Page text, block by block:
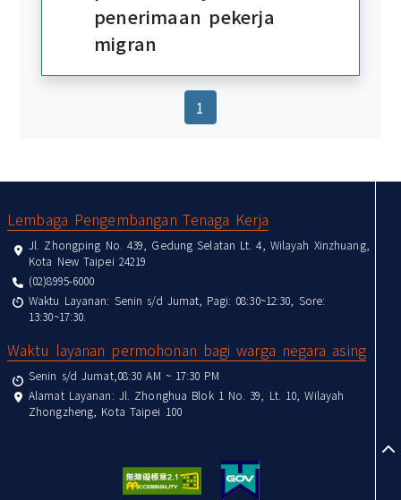
penerimaan pekerja
migran
1
Lembaga Pengembangan Tenaga Kerja
Jl. Zhongping No. 439, Gedung Selatan Lt. 4, Wilayah Xinzhuang,
Kota New Taipei 24219
(02)8995-6000
Waktu Layanan: Senin s/d Jumat, Pagi: 08:30~12:30, Sore:
13:30~17:30.
Waktu layanan permohonan bagi warga negara asing
Senin s/d Jumat,08:30 AM ~ 17:30 PM
Alamat Layanan: Jl. Zhonghua Blok 1 No. 39, Lt. 10, Wilayah
Zhongzheng, Kota Taipei 100